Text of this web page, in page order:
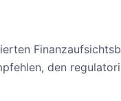
den